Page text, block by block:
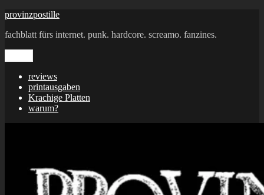
Zum
springen
provinzpostille
fachblatt fürs internet. punk. hardcore. screamo. fanzines.
reviews
printausgaben
Krachige Platten
warum?